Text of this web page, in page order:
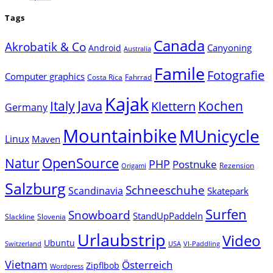
Tags
Akrobatik & Co Android Australia Canada Canyoning
Computer graphics Costa Rica Fahrrad Famile Fotografie
Germany Italy Java Kajak Klettern Kochen
Linux Maven MountainbikeMUnicycle
NaturOpenSource Origami PHP Postnuke Rezension
SalzburgScandinavia Schneeschuhe Skatepark
Slackline Slovenia Snowboard StandUpPaddeln Surfen
Switzerland Ubuntu Urlaubstrip USA VI-Paddling Video
Vietnam Wordpress Zipflbob Österreich